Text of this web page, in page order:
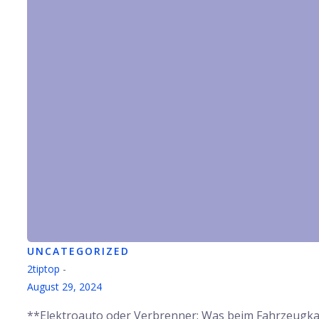
UNCATEGORIZED
2tiptop -
August 29, 2024
**Elektroauto oder Verbrenner: Was beim